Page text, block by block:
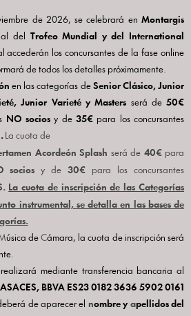
de 2026, se celebrará enMontargis
del Trofeo Mundial y del International
accederán los concursantes de la fase online
de todos los detalles próximamente.
en las categorías de Senior Clásico, Junior
Junior Varieté y Masters será de50€
NO socios y de35€ para los concursantes
La cuota de
Acordeón Splash será de 40€para
socios y de30€ para los concursantes
La cuota de inscripción de las Categorías
instrumental, se detalla en las bases de
úsica de Cámara, la cuota de inscripción será
realizará mediante transferencia bancaria al
ASACES, BBVA ES23 0182 3636 5902 0161
de aparecer el nombre y apellidos del